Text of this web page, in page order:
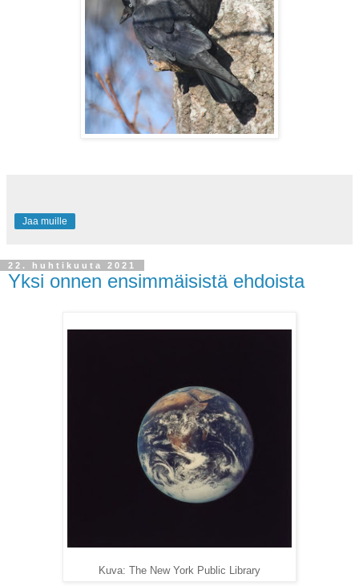
Jaa muille
22. huhtikuuta 2021
Yksi onnen ensimmäisistä ehdoista
Kuva: The New York Public Library